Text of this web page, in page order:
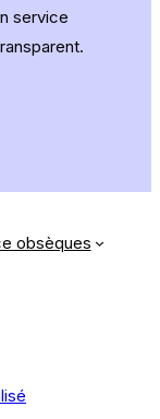
service
obsèques